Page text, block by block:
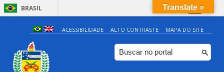
BRASIL
Simplifique!
Comunica BR
Participe
ACESSIBILIDADE ALTO CONTRASTE MAPA DO SITE
Translate »